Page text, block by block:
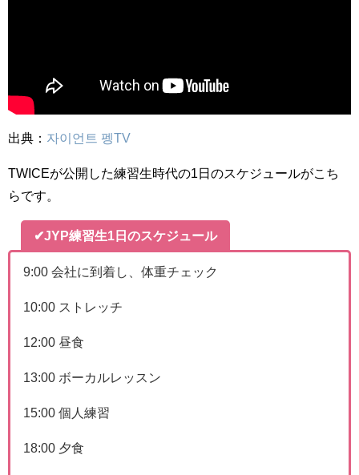
出典： 자이언트 펭TV
TWICEが公開した練習生時代の1日のスケジュールがこち
らです。
✔JYP練習生1日のスケジュール
9:00 会社に到着し、体重チェック
10:00 ストレッチ
12:00 昼食
13:00 ボーカルレッスン
15:00 個人練習
18:00 夕食